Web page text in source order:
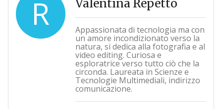
R Valentina Repetto
Appassionata di tecnologia ma con
un amore incondizionato verso la
natura, si dedica alla fotografia e al
video editing. Curiosa e
esploratrice verso tutto ciò che la
circonda. Laureata in Scienze e
Tecnologie Multimediali, indirizzo
comunicazione.